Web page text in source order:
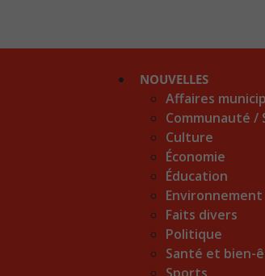
NOUVELLES
Affaires
Communauté /
Culture
Économie
Éducation
Environnement
Faits divers
Politique
Santé et bien-